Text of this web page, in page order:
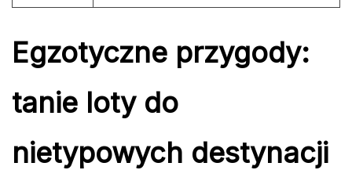
Egzotyczne przygody:
tanie loty do
nietypowych destynacji